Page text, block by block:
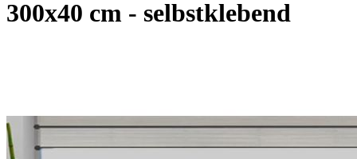
300x40 cm - selbstklebend